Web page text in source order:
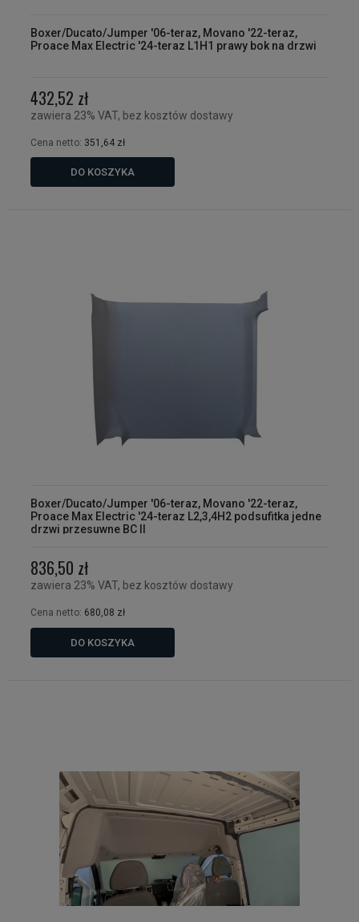
Boxer/Ducato/Jumper '06-teraz, Movano '22-teraz,
Proace Max Electric '24-teraz L1H1 prawy bok na drzwi
432,52 zł
zawiera 23% VAT, bez kosztów dostawy
Cena netto: 351,64 zł
DO KOSZYKA
Boxer/Ducato/Jumper '06-teraz, Movano '22-teraz,
Proace Max Electric '24-teraz L2,3,4H2 podsufitka jedne
drzwi przesuwne BC II
836,50 zł
zawiera 23% VAT, bez kosztów dostawy
Cena netto: 680,08 zł
DO KOSZYKA